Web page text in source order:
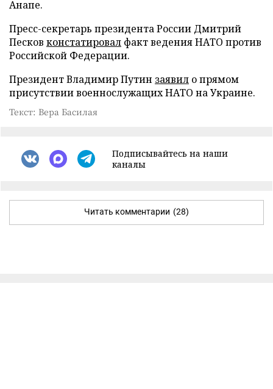
Анапе.
Пресс-секретарь президента России Дмитрий
Песков констатировал факт ведения НАТО против
Российской Федерации.
Президент Владимир Путин заявил о прямом
присутствии военнослужащих НАТО на Украине.
Текст: Вера Басилая
Подписывайтесь на наши
каналы
Читать комментарии (28)